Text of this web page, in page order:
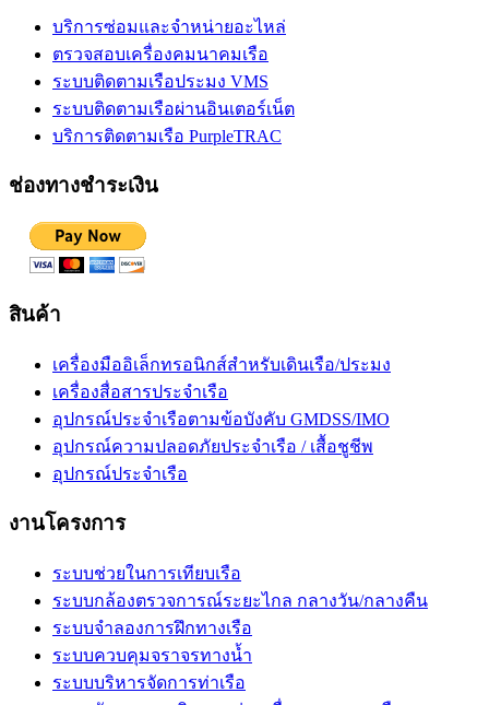
บริการซ่อมและจำหน่ายอะไหล่
ตรวจสอบเครื่องคมนาคมเรือ
ระบบติดตามเรือประมง VMS
ระบบติดตามเรือผ่านอินเตอร์เน็ต
บริการติดตามเรือ PurpleTRAC
ช่องทางชำระเงิน
สินค้า
เครื่องมืออิเล็กทรอนิกส์สำหรับเดินเรือ/ประมง
เครื่องสื่อสารประจำเรือ
อุปกรณ์ประจำเรือตามข้อบังคับ GMDSS/IMO
อุปกรณ์ความปลอดภัยประจำเรือ / เสื้อชูชีพ
อุปกรณ์ประจำเรือ
งานโครงการ
ระบบช่วยในการเทียบเรือ
ระบบกล้องตรวจการณ์ระยะไกล กลางวัน/กลางคืน
ระบบจำลองการฝึกทางเรือ
ระบบควบคุมจราจรทางน้ำ
ระบบบริหารจัดการท่าเรือ